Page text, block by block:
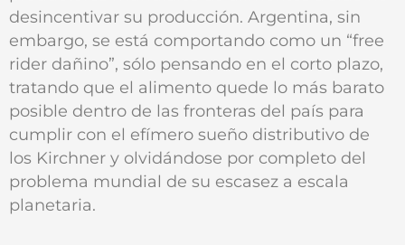
desincentivar su producción. Argentina, sin
embargo, se está comportando como un “free
rider dañino”, sólo pensando en el corto plazo,
tratando que el alimento quede lo más barato
posible dentro de las fronteras del país para
cumplir con el efímero sueño distributivo de
los Kirchner y olvidándose por completo del
problema mundial de su escasez a escala
planetaria.